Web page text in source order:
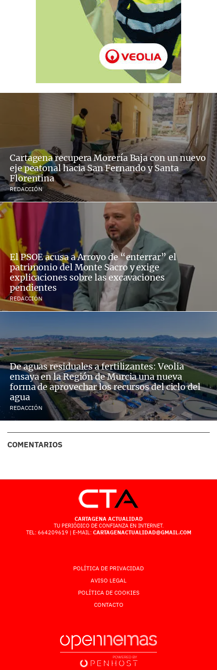
Cartagena recupera Morería Baja con un nuevo
eje peatonal hacia San Fernando y Santa
Florentina
REDACCIÓN
El PSOE acusa a Arroyo de “enterrar” el
patrimonio del Monte Sacro y exige
explicaciones sobre las excavaciones
pendientes
REDACCIÓN
De aguas residuales a fertilizantes: Veolia
ensaya en la Región de Murcia una nueva
forma de aprovechar los recursos del ciclo del
agua
REDACCIÓN
COMENTARIOS
CARTAGENA ACTUALIDAD
TU PERIÓDICO DE CONFIANZA EN INTERNET.
TEL: 664209619 | E-MAIL: CARTAGENACTUALIDAD@GMAIL.COM
POLÍTICA DE PRIVACIDAD
AVISO LEGAL
POLÍTICA DE COOKIES
CONTACTO